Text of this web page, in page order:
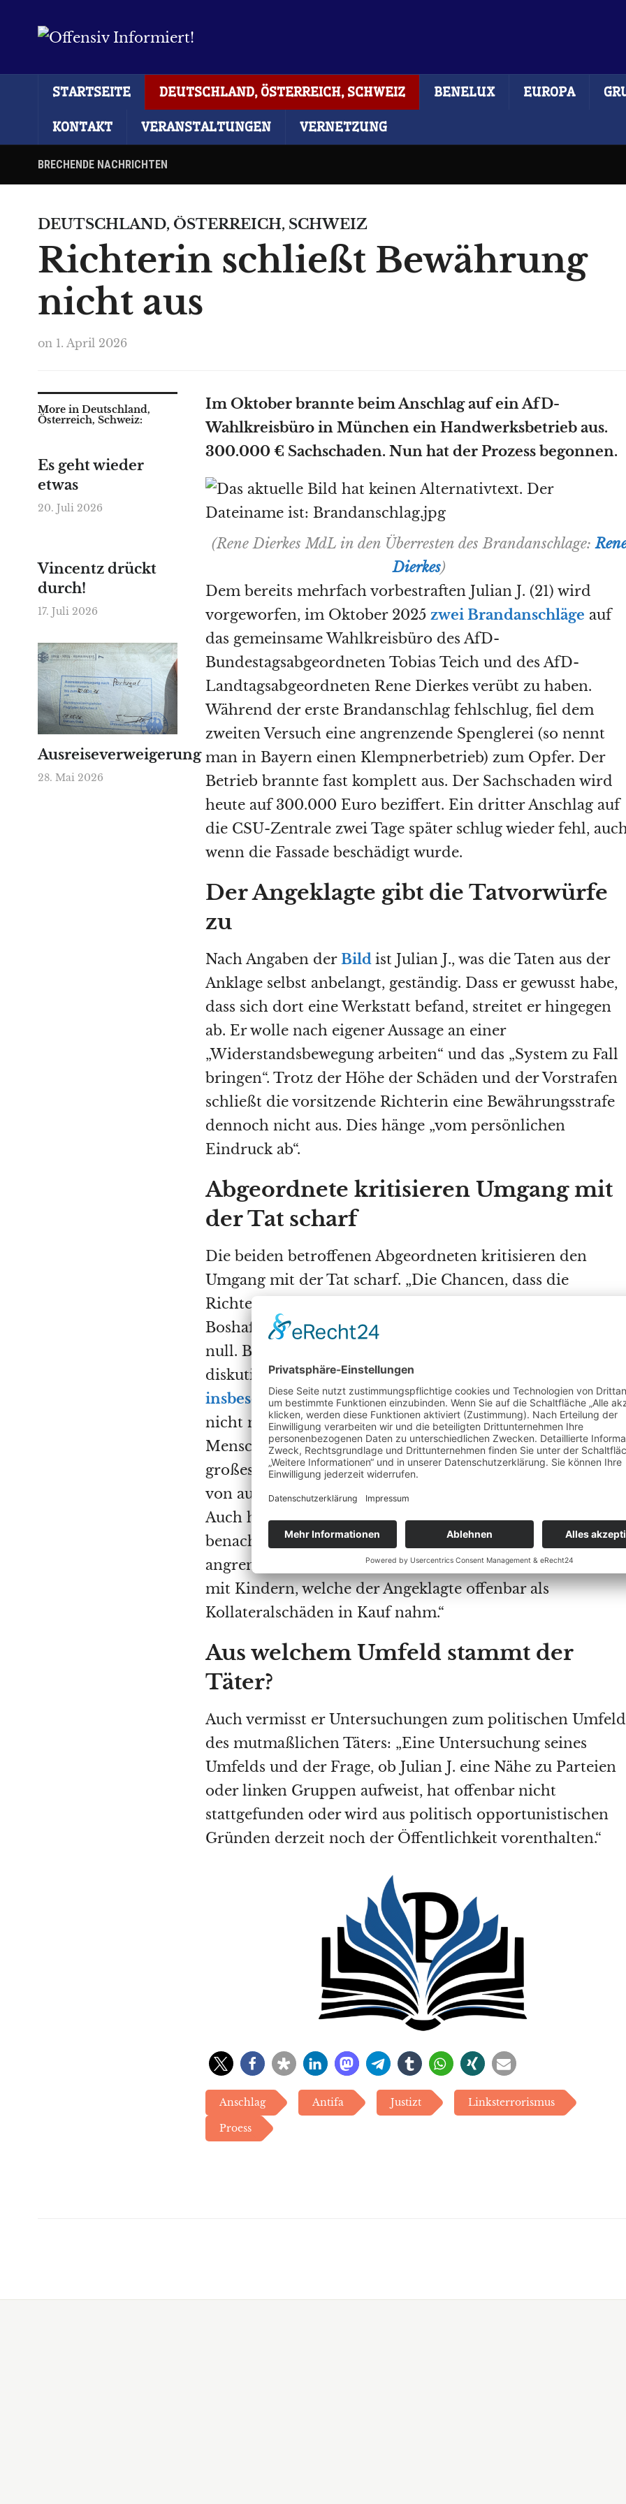
STARTSEITE DEUTSCHLAND, ÖSTERREICH, SCHWEIZ BENELUX EUROPA
KONTAKT VERANSTALTUNGEN VERNETZUNG
BRECHENDE NACHRICHTEN
DEUTSCHLAND, ÖSTERREICH, SCHWEIZ
Richterin schließt Bewährung
nicht aus
on 1. April 2026
More in Deutschland,
Österreich, Schweiz:
Es geht wieder
etwas
20. Juli 2026
Vincentz drückt
durch!
17. Juli 2026
Ausreiseverweigerung
28. Mai 2026
Im Oktober brannte beim Anschlag auf ein AfD-
Wahlkreisbüro in München ein Handwerksbetrieb aus.
300.000 € Sachschaden. Nun hat der Prozess begonnen.
(Rene Dierkes MdL in den Überresten des Brandanschlage:
Dierkes)
Dem bereits mehrfach vorbestraften Julian J. (21) wird
vorgeworfen, im Oktober 2025 zwei Brandanschläge auf
das gemeinsame Wahlkreisbüro des AfD-
Bundestagsabgeordneten Tobias Teich und des AfD-
Landtagsabgeordneten Rene Dierkes verübt zu haben.
Während der erste Brandanschlag fehlschlug, fiel dem
zweiten Versuch eine angrenzende Spenglerei (so nennt
man in Bayern einen Klempnerbetrieb) zum Opfer. Der
Betrieb brannte fast komplett aus. Der Sachschaden wird
heute auf 300.000 Euro beziffert. Ein dritter Anschlag auf
die CSU-Zentrale zwei Tage später schlug wieder fehl,
wenn die Fassade beschädigt wurde.
Der Angeklagte gibt die Tatvorwürfe
zu
Nach Angaben der Bild ist Julian J., was die Taten aus der
Anklage selbst anbelangt, geständig. Dass er gewusst habe,
dass sich dort eine Werkstatt befand, streitet er hingegen
ab. Er wolle nach eigener Aussage an einer
„Widerstandsbewegung arbeiten“ und das „System zu Fall
bringen“. Trotz der Höhe der Schäden und der Vorstrafen
schließt die vorsitzende Richterin eine Bewährungsstrafe
dennoch nicht aus. Dies hänge „vom persönlichen
Eindruck ab“.
Abgeordnete kritisieren Umgang mit
der Tat scharf
Die beiden betroffenen Abgeordneten kritisieren den
Umgang mit der Tat scharf. „Die Chancen, dass die
Richterin hier ein angemessen hartes Urteil spricht, das
Boshaftigkeit dieses Serientäters gerecht wird, stehen nahe
null. Bereits jetzt wird über eine Bewährungsstrafe
diskutiert“, schriebTobias Teich
insbesondere, dass kaum beachtet würde, dass Julian J.
nicht nur Sachschäden angerichtet, sondern auch bewusst
Menschenleben in Gefahr gebracht habe: „Nur durch
großes Glück detonierten die in der abgebrannten Halle
von außen damals sichtbar gelagerten Gasflaschen nicht.
Auch hätte sich das Feuer aus anderen Gründen auf
benachbarte Gebäude ausbreiten können. In der
angrenzenden Nachbarschaft wohnen zahlreiche Familien
mit Kindern, welche der Angeklagte offenbar als
Kollateralschäden in Kauf nahm.“
Aus welchem Umfeld stammt der
Täter?
Auch vermisst er Untersuchungen zum politischen Umfeld
des mutmaßlichen Täters: „Eine Untersuchung seines
Umfelds und der Frage, ob Julian J. eine Nähe zu Parteien
oder linken Gruppen aufweist, hat offenbar nicht
stattgefunden oder wird aus politisch opportunistischen
Gründen derzeit noch der Öffentlichkeit vorenthalten.“
Anschlag Antifa Justizt Linksterrorismus
Proess